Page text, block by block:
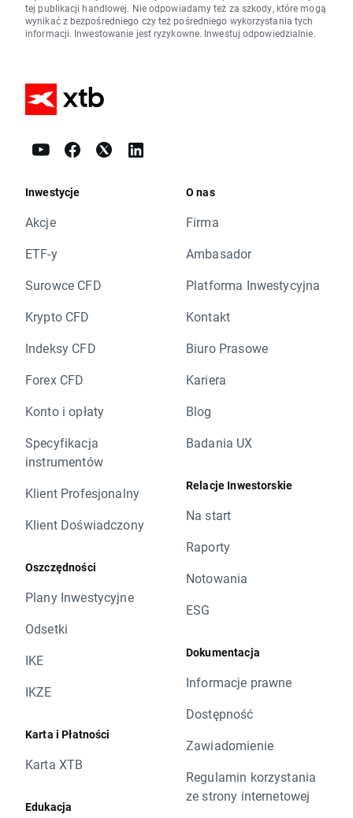
tej publikacji handlowej. Nie odpowiadamy też za szkody, które mogą
wynikać z bezpośredniego czy też pośredniego wykorzystania tych
informacji. Inwestowanie jest ryzykowne. Inwestuj odpowiedzialnie.
Inwestycje
Akcje
ETF-y
Surowce CFD
Krypto CFD
Indeksy CFD
Forex CFD
Konto i opłaty
Specyfikacja
instrumentów
Klient Profesjonalny
Klient Doświadczony
Oszczędności
Plany Inwestycyjne
Odsetki
IKE
IKZE
Karta i Płatności
Karta XTB
Edukacja
O nas
Firma
Ambasador
Platforma Inwestycyjna
Kontakt
Biuro Prasowe
Kariera
Blog
Badania UX
Relacje Inwestorskie
Na start
Raporty
Notowania
ESG
Dokumentacja
Informacje prawne
Dostępność
Zawiadomienie
Regulamin korzystania
ze strony internetowej